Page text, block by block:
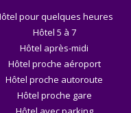
pour quelques heures
Hôtel 5 à 7
Hôtel après-midi
Hôtel proche aéroport
Hôtel proche autoroute
Hôtel proche gare